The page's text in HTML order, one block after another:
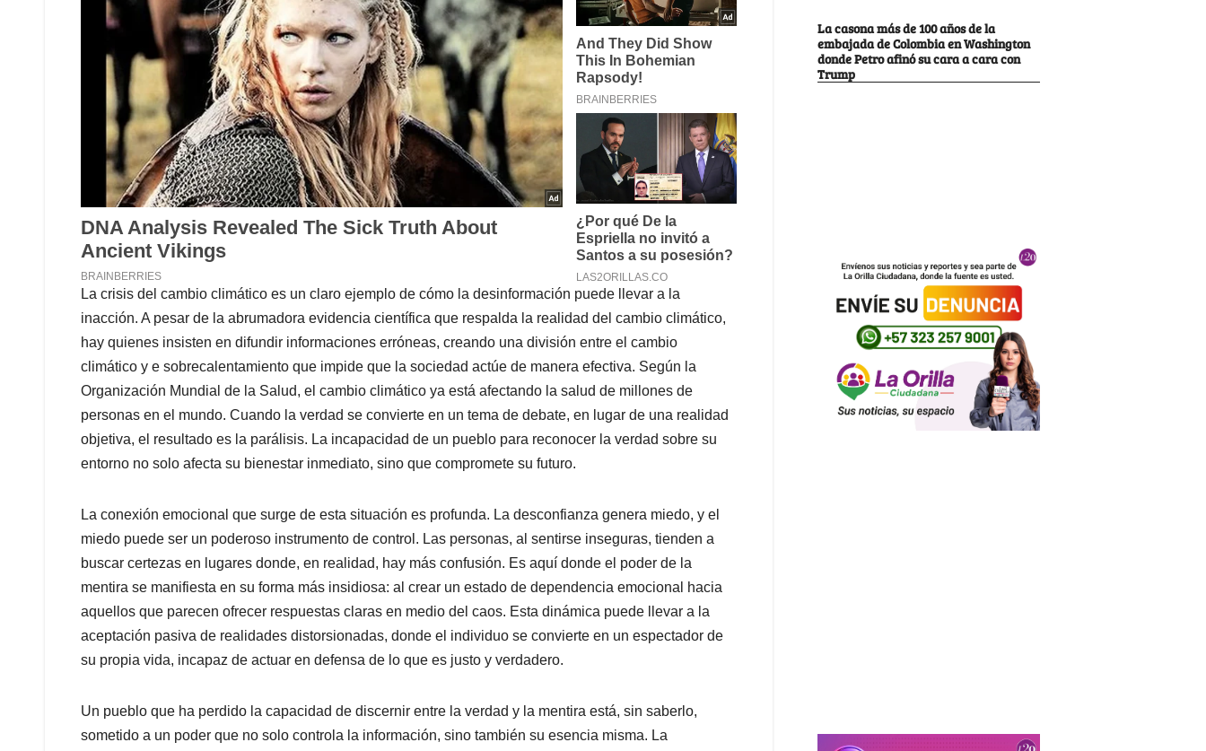
La crisis del cambio climático es un claro ejemplo de cómo la desinformación puede llevar a la
inacción. A pesar de la abrumadora evidencia científica que respalda la realidad del cambio climático,
hay quienes insisten en difundir informaciones erróneas, creando una división entre el cambio
climático y e sobrecalentamiento que impide que la sociedad actúe de manera efectiva. Según la
Organización Mundial de la Salud, el cambio climático ya está afectando la salud de millones de
personas en el mundo. Cuando la verdad se convierte en un tema de debate, en lugar de una realidad
objetiva, el resultado es la parálisis. La incapacidad de un pueblo para reconocer la verdad sobre su
entorno no solo afecta su bienestar inmediato, sino que compromete su futuro.
La conexión emocional que surge de esta situación es profunda. La desconfianza genera miedo, y el
miedo puede ser un poderoso instrumento de control. Las personas, al sentirse inseguras, tienden a
buscar certezas en lugares donde, en realidad, hay más confusión. Es aquí donde el poder de la
mentira se manifiesta en su forma más insidiosa: al crear un estado de dependencia emocional hacia
aquellos que parecen ofrecer respuestas claras en medio del caos. Esta dinámica puede llevar a la
aceptación pasiva de realidades distorsionadas, donde el individuo se convierte en un espectador de
su propia vida, incapaz de actuar en defensa de lo que es justo y verdadero.
Un pueblo que ha perdido la capacidad de discernir entre la verdad y la mentira está, sin saberlo,
sometido a un poder que no solo controla la información, sino también su esencia misma. La
La casona más de 100 años de la
embajada de Colombia en Washington
donde Petro afinó su cara a cara con
Trump